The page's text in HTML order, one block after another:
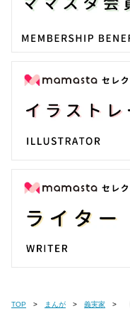
TOP まんが 義実家